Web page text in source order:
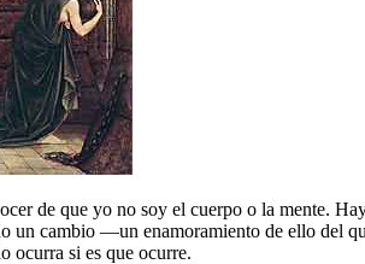
de que yo no soy el cuerpo o la mente.
un cambio ―un enamoramiento de ello del
ocurra si es que ocurre.